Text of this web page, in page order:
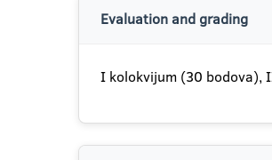
Evaluation and grading
I kolokvijum (30 bodova),